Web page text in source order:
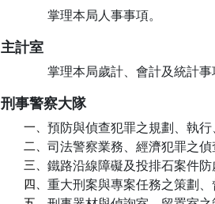
掌理本局人事事項。
主計室
掌理本局歲計、會計及統計事
刑事警察大隊
一、 預防與偵查犯罪之規劃、執行
二、 司法警察業務、經濟犯罪之
三、 鐵路沿線障礙及投排石案件防
四、 重大刑案與專案任務之策劃、